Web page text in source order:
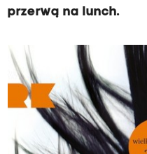
przerwą na lunch.